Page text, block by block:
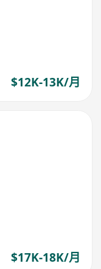
$12K-13K/月
$17K-18K/月